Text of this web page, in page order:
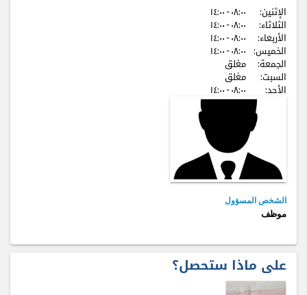
الإثنين: ٠٨:٠٠ - ۱٤:٠٠
الثلاثاء: ٠٨:٠٠ - ۱٤:٠٠
الأربعاء: ٠٨:٠٠ - ۱٤:٠٠
الخميس: ٠٨:٠٠ - ۱٤:٠٠
الجمعة: مغلق
السبت: مغلق
الأحد: ٠٨:٠٠ - ۱٤:٠٠
الشخص المسؤول
موظف
على ماذا ستحصل؟